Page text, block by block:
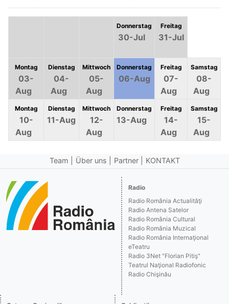
Donnerstag
30-Jul
Freitag
31-Jul
Montag
03-
Aug
Dienstag
04-
Aug
Mittwoch
05-
Aug
Donnerstag
06-Aug
Freitag
07-
Aug
Samstag
08-
Aug
Montag
10-
Aug
Dienstag
11-Aug
Mittwoch
12-
Aug
Donnerstag
13-Aug
Freitag
14-
Aug
Samstag
15-
Aug
Team Über uns Partner KONTAKT
Radio
Radio România Actualităţi
Radio Antena Satelor
Radio România Cultural
Radio România Muzical
Radio România Internaţional
eTeatru
Radio 3Net "Florian Pitiş"
Teatrul Naţional Radiofonic
Radio Chişinău